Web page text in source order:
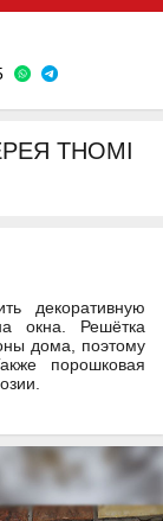
THOMI
декоративную
окна. Решётка
дома, поэтому
порошковая